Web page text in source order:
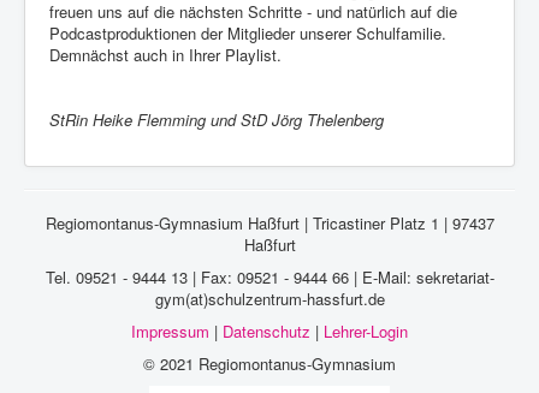
freuen uns auf die nächsten Schritte - und natürlich auf die
Podcastproduktionen der Mitglieder unserer Schulfamilie.
Demnächst auch in Ihrer Playlist.
StRin Heike Flemming und StD Jörg Thelenberg
Regiomontanus-Gymnasium Haßfurt | Tricastiner Platz 1 | 97437
Haßfurt
Tel. 09521 - 9444 13 | Fax: 09521 - 9444 66 | E-Mail: sekretariat-
gym(at)schulzentrum-hassfurt.de
Impressum | Datenschutz | Lehrer-Login
© 2021 Regiomontanus-Gymnasium